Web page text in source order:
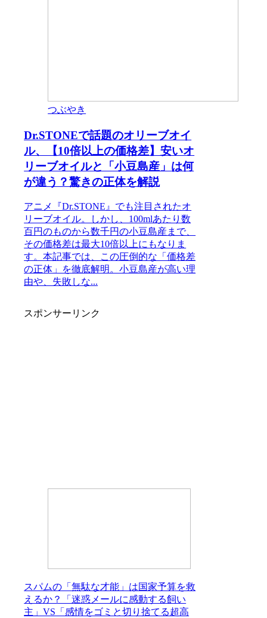
つぶやき
Dr.STONEで話題のオリーブオイ
ル、【10倍以上の価格差】安いオ
リーブオイルと「小豆島産」は何
が違う？驚きの正体を解説
アニメ『Dr.STONE』でも注目されたオ
リーブオイル。しかし、100mlあたり数
百円のものから数千円の小豆島産まで、
その価格差は最大10倍以上にもなりま
す。本記事では、この圧倒的な「価格差
の正体」を徹底解明。小豆島産が高い理
由や、失敗しな...
スポンサーリンク
スパムの「無駄な才能」は国家予算を救
えるか？「迷惑メールに感動する飼い
主」VS「感情をゴミと切り捨てる超高